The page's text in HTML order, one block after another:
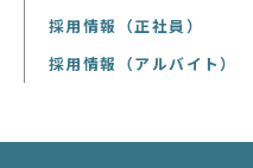
採用情報（正社員）
採用情報（アルバイト）